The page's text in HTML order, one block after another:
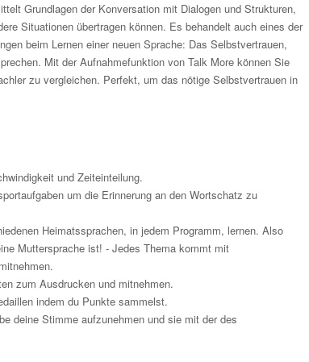
Grundlagen der Konversation mit Dialogen und Strukturen,
Situationen übertragen können. Es behandelt auch eines der
beim Lernen einer neuen Sprache: Das Selbstvertrauen,
Mit der Aufnahmefunktion von Talk More können Sie
zu vergleichen. Perfekt, um das nötige Selbstvertrauen in
und Zeiteinteilung.
um die Erinnerung an den Wortschatz zu
Heimatssprachen, in jedem Programm, lernen. Also
Muttersprache ist! - Jedes Thema kommt mit
zum Ausdrucken und mitnehmen.
indem du Punkte sammelst.
deine Stimme aufzunehmen und sie mit der des